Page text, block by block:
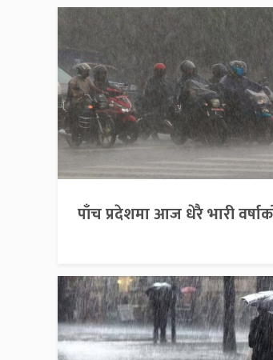
पाँच प्रदेशमा आज धेरै भारी